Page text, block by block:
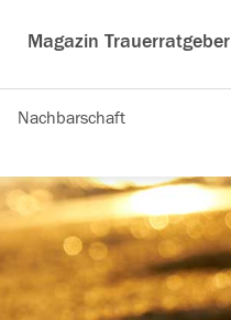
Magazin Trauerratgeber
Nachbarschaft